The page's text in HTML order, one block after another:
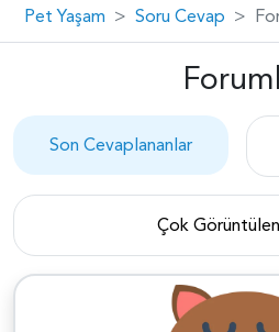
Pet Yaşam Soru Cevap
Son Cevaplananlar
Çok